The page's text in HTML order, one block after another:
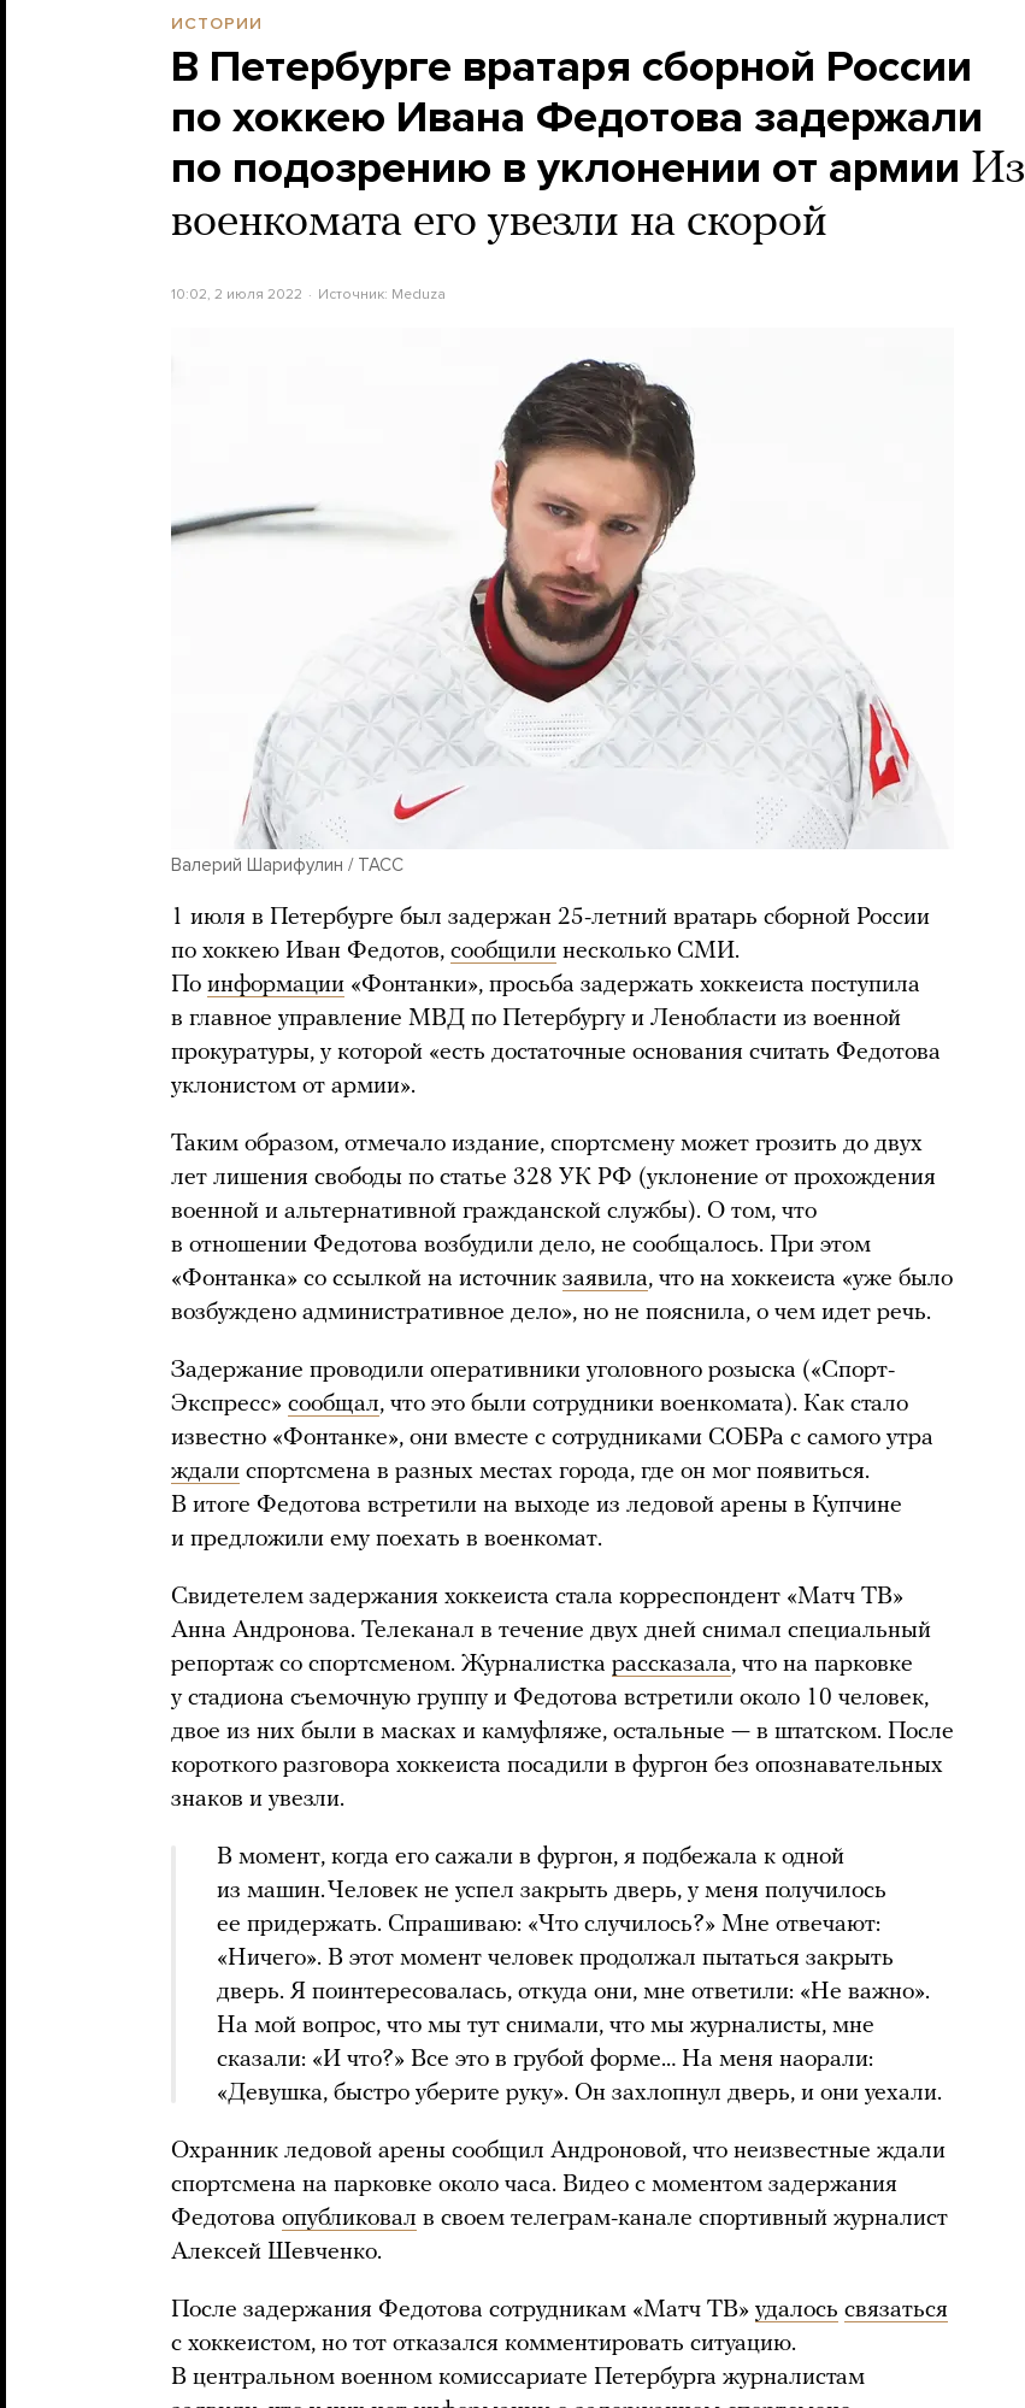
ИСТОРИИ
В Петербурге вратаря сборной России
по хоккею Ивана Федотова задержали
по подозрению в уклонении от армии Из
военкомата его увезли на скорой
10:02, 2 июля 2022 Источник: Meduza
Валерий Шарифулин / ТАСС
1 июля в Петербурге был задержан 25-летний вратарь сборной России
по хоккею Иван Федотов, сообщили несколько СМИ.
По информации «Фонтанки», просьба задержать хоккеиста поступила
в главное управление МВД по Петербургу и Ленобласти из военной
прокуратуры, у которой «есть достаточные основания считать Федотова
уклонистом от армии».
Таким образом, отмечало издание, спортсмену может грозить до двух
лет лишения свободы по статье 328 УК РФ (уклонение от прохождения
военной и альтернативной гражданской службы). О том, что
в отношении Федотова возбудили дело, не сообщалось. При этом
«Фонтанка» со ссылкой на источник заявила, что на хоккеиста «уже было
возбуждено административное дело», но не пояснила, о чем идет речь.
Задержание проводили оперативники уголовного розыска («Спорт-
Экспресс» сообщал, что это были сотрудники военкомата). Как стало
известно «Фонтанке», они вместе с сотрудниками СОБРа с самого утра
ждали спортсмена в разных местах города, где он мог появиться.
В итоге Федотова встретили на выходе из ледовой арены в Купчине
и предложили ему поехать в военкомат.
Свидетелем задержания хоккеиста стала корреспондент «Матч ТВ»
Анна Андронова. Телеканал в течение двух дней снимал специальный
репортаж со спортсменом. Журналистка рассказала, что на парковке
у стадиона съемочную группу и Федотова встретили около 10 человек,
двое из них были в масках и камуфляже, остальные — в штатском. После
короткого разговора хоккеиста посадили в фургон без опознавательных
знаков и увезли.
В момент, когда его сажали в фургон, я подбежала к одной
из машин. Человек не успел закрыть дверь, у меня получилось
ее придержать. Спрашиваю: «Что случилось?» Мне отвечают:
«Ничего». В этот момент человек продолжал пытаться закрыть
дверь. Я поинтересовалась, откуда они, мне ответили: «Не важно».
На мой вопрос, что мы тут снимали, что мы журналисты, мне
сказали: «И что?» Все это в грубой форме… На меня наорали:
«Девушка, быстро уберите руку». Он захлопнул дверь, и они уехали.
Охранник ледовой арены сообщил Андроновой, что неизвестные ждали
спортсмена на парковке около часа. Видео с моментом задержания
Федотова опубликовал в своем телеграм-канале спортивный журналист
Алексей Шевченко.
После задержания Федотова сотрудникам «Матч ТВ» удалось связаться
с хоккеистом, но тот отказался комментировать ситуацию.
В центральном военном комиссариате Петербурга журналистам